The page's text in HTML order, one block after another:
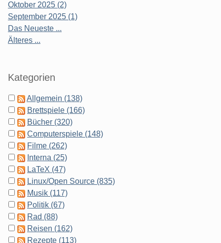
Oktober 2025 (2)
September 2025 (1)
Das Neueste ...
Älteres ...
Kategorien
Allgemein (138)
Brettspiele (166)
Bücher (320)
Computerspiele (148)
Filme (262)
Interna (25)
LaTeX (47)
Linux/Open Source (835)
Musik (117)
Politik (67)
Rad (88)
Reisen (162)
Rezepte (113)